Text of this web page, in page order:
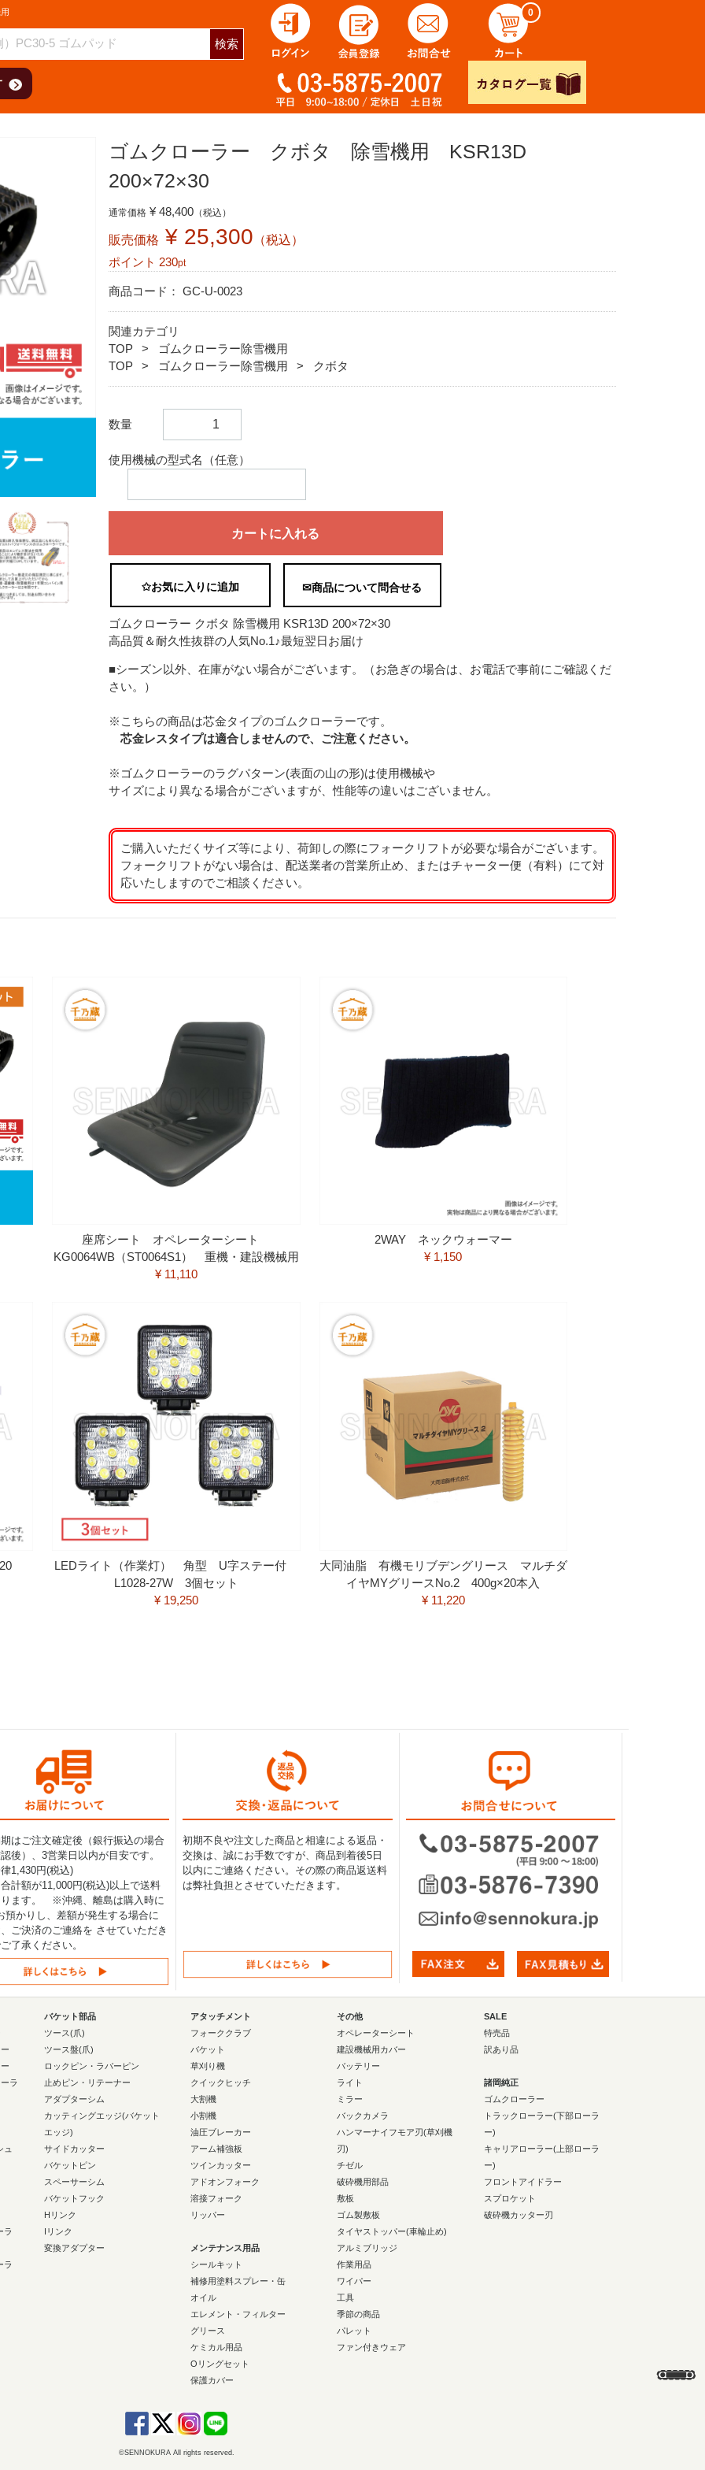
検索
0
ゴムクローラー クボタ 除雪機用 KSR13D
200×72×30
通常価格 ¥ 48,400（税込）
販売価格 ¥ 25,300 （税込）
ポイント 230pt
商品コード： GC-U-0023
関連カテゴリ
TOP
ゴムクローラー除雪機用
TOP
ゴムクローラー除雪機用 クボタ
数量
使用機械の型式名（任意）
カートに入れる
✩お気に入りに追加 ✉商品について問合せる
ゴムクローラー クボタ 除雪機用 KSR13D 200×72×30
高品質＆耐久性抜群の人気No.1♪最短翌日お届け
■シーズン以外、在庫がない場合がございます。（お急ぎの場合は、お電話で事前にご確認くだ
さい。）
※こちらの商品は芯金タイプのゴムクローラーです。
芯金レスタイプは適合しませんので、ご注意ください。
※ゴムクローラーのラグパターン(表面の山の形)は使用機械や
サイズにより異なる場合がございますが、性能等の違いはございません。
ご購入いただくサイズ等により、荷卸しの際にフォークリフトが必要な場合がございます。
フォークリフトがない場合は、配送業者の営業所止め、またはチャーター便（有料）にて対
応いたしますのでご相談ください。
座席シート オペレーターシート
KG0064WB（ST0064S1） 重機・建設機械用
¥ 11,110
2WAY ネックウォーマー
¥ 1,150
LEDライト（作業灯） 角型 U字ステー付
L1028-27W 3個セット
¥ 19,250
大同油脂 有機モリブデングリース マルチダ
イヤMYグリースNo.2 400g×20本入
¥ 11,220
はご注文確定後（銀行振込の場合
後）、3営業日以内が目安です。
1,430円(税込)
計額が11,000円(税込)以上で送料
ります。 ※沖縄、離島は購入時に
預かりし、差額が発生する場合に
ご決済のご連絡を させていただき
了承ください。
初期不良や注文した商品と相違による返品・
交換は、誠にお手数ですが、商品到着後5日
以内にご連絡ください。その際の商品返送料
は弊社負担とさせていただきます。
ラ
ュ
ラ
ラ
バケット部品
ツース(爪)
ツース盤(爪)
ロックピン・ラバーピン
止めピン・リテーナー
アダプターシム
カッティングエッジ(バケット
エッジ)
サイドカッター
バケットピン
スペーサーシム
バケットフック
Hリンク
Iリンク
変換アダプター
アタッチメント
フォーククラブ
バケット
草刈り機
クイックヒッチ
大割機
小割機
油圧ブレーカー
アーム補強板
ツインカッター
アドオンフォーク
溶接フォーク
リッパー
メンテナンス用品
シールキット
補修用塗料スプレー・缶
オイル
エレメント・フィルター
グリース
ケミカル用品
Oリングセット
保護カバー
その他
オペレーターシート
建設機械用カバー
バッテリー
ライト
ミラー
バックカメラ
ハンマーナイフモア刃(草刈機
刃)
チゼル
破砕機用部品
敷板
ゴム製敷板
タイヤストッパー(車輪止め)
アルミブリッジ
作業用品
ワイパー
工具
季節の商品
パレット
ファン付きウェア
SALE
特売品
訳あり品
諸岡純正
ゴムクローラー
トラックローラー(下部ローラ
ー)
キャリアローラー(上部ローラ
ー)
フロントアイドラー
スプロケット
破砕機カッター刃
©SENNOKURA All rights reserved.